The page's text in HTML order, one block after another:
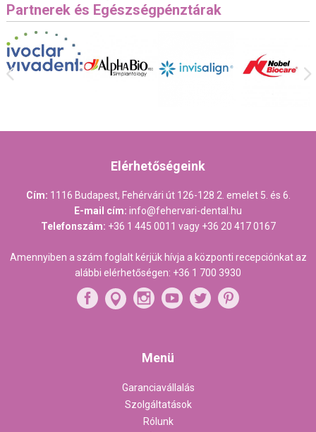
Partnerek és Egészségpénztárak
Elérhetőségeink
Cím: 1116 Budapest, Fehérvári út 126-128 2. emelet 5. és 6.
E-mail cím: info@fehervari-dental.hu
Telefonszám: +36 1 445 0011 vagy +36 20 417 0167
Amennyiben a szám foglalt kérjük hívja a központi recepciónkat az
alábbi elérhetőségen: +36 1 700 3930
Menü
Garanciavállalás
Szolgáltatások
Rólunk